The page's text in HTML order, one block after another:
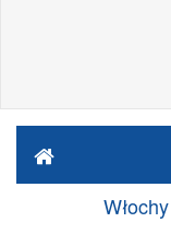
Włochy